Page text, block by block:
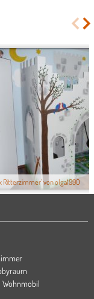
Ritterzimmer' von olga1990
Wohnmobil